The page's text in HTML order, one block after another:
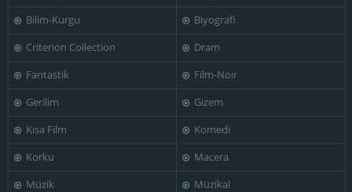
Bilim-Kurgu
Biyografi
Criterion Collection
Dram
Fantastik
Film-Noir
Gerilim
Gizem
Kısa Film
Komedi
Korku
Macera
Müzik
Müzikal